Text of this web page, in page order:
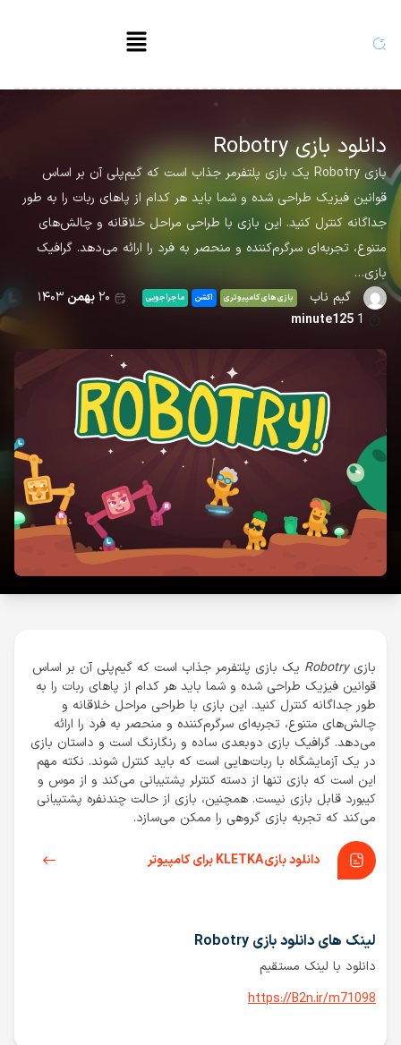
دانلود بازی Robotry
بازی Robotry یک بازی پلتفرمر جذاب است که گیم‌پلی آن بر اساس
قوانین فیزیک طراحی شده و شما باید هر کدام از پاهای ربات را به طور
جداگانه کنترل کنید. این بازی با طراحی مراحل خلاقانه و چالش‌های
متنوع، تجربه‌ای سرگرم‌کننده و منحصر به فرد را ارائه می‌دهد. گرافیک
بازی…
گیم ناب
بازی های کامپیوتری اکشن ماجراجویی ۲۰بهمن ۱۴۰۳
1
minute125
بازیRobotry یک بازی پلتفرمر جذاب است که گیم‌پلی آن بر اساس
قوانین فیزیک طراحی شده و شما باید هر کدام از پاهای ربات را به
طور جداگانه کنترل کنید. این بازی با طراحی مراحل خلاقانه و
چالش‌های متنوع، تجربه‌ای سرگرم‌کننده و منحصر به فرد را ارائه
می‌دهد. گرافیک بازی دوبعدی ساده و رنگارنگ است و داستان بازی
در یک آزمایشگاه با ربات‌هایی است که باید کنترل شوند. نکته مهم
این است که بازی تنها از دسته کنترلر پشتیبانی می‌کند و از موس و
کیبورد قابل بازی نیست. همچنین، بازی از حالت چندنفره پشتیبانی
می‌کند که تجربه بازی گروهی را ممکن می‌سازد.
دانلود بازی KLETKA برای کامپیوتر
لینک های دانلود بازی Robotry
دانلود با لینک مستقیم
https://B2n.ir/m71098